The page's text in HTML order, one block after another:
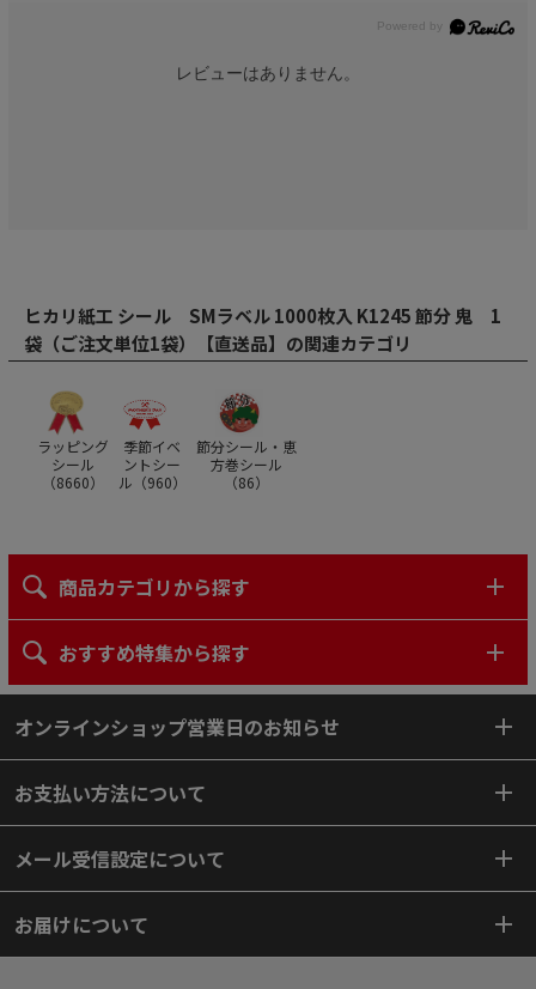
レビューはありません。
ヒカリ紙工 シール SMラベル 1000枚入 K1245 節分 鬼 1
袋（ご注文単位1袋）【直送品】の関連カテゴリ
ラッピング
シール
（8660）
季節イベ
ントシー
ル（960）
節分シール・恵
方巻シール
（86）
商品カテゴリから探す
おすすめ特集から探す
オンラインショップ営業日のお知らせ
お支払い方法について
メール受信設定について
お届けについて